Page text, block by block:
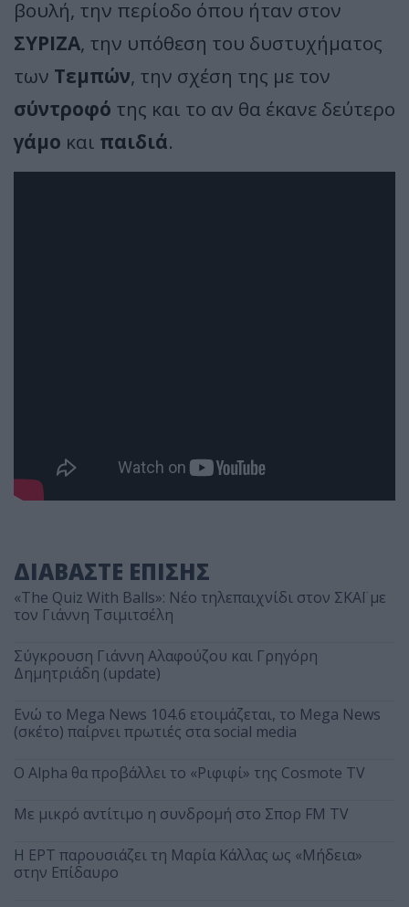
βουλή, την περίοδο όπου ήταν στον
ΣΥΡΙΖΑ, την υπόθεση του δυστυχήματος
των Τεμπών, την σχέση της με τον
σύντροφό της και το αν θα έκανε δεύτερο
γάμο και παιδιά.
ΔΙΑΒΑΣΤΕ ΕΠΙΣΗΣ
«The Quiz With Balls»: Νέο τηλεπαιχνίδι στον ΣΚΑΪ με
τον Γιάννη Τσιμιτσέλη
Σύγκρουση Γιάννη Αλαφούζου και Γρηγόρη
Δημητριάδη (update)
Ενώ το Mega News 104.6 ετοιμάζεται, το Mega News
(σκέτο) παίρνει πρωτιές στα social media
Ο Alpha θα προβάλλει το «Ριφιφί» της Cosmote TV
Με μικρό αντίτιμο η συνδρομή στο Σπορ FM TV
Η ΕΡΤ παρουσιάζει τη Μαρία Κάλλας ως «Μήδεια»
στην Επίδαυρο